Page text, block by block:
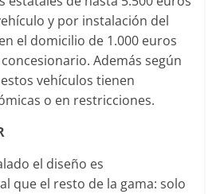
y por instalación del
el domicilio de 1.000 euros
Además según
vehículos tienen
o en restricciones.
el diseño es
que el resto de la gama: solo